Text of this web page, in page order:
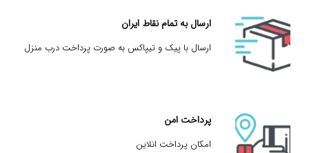
ارسال به تمام نقاط ایران
ارسال با پیک و تیپاکس به صورت پرداخت درب منزل
پرداخت امن
امکان پرداخت انلاین